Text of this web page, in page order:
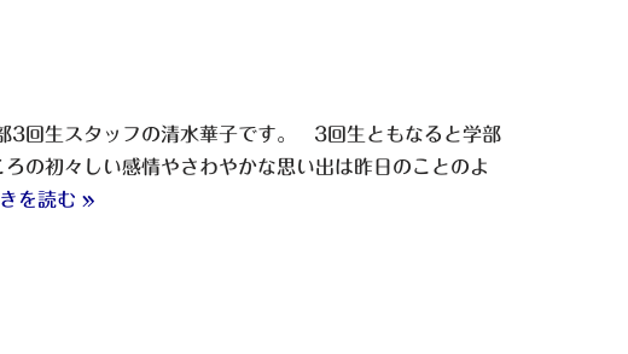
3回生スタッフの清水華子です。 3回生ともなると学部
の初々しい感情やさわやかな思い出は昨日のことのよ
を読む »